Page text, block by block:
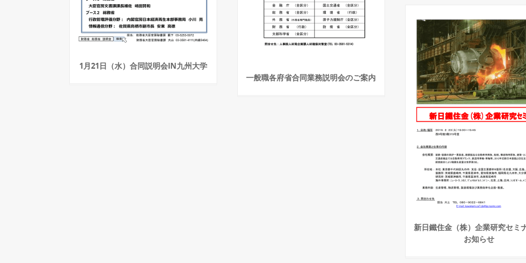
1月21日（水）合同説明会IN九州大学
一般職各府省合同業務説明会のご案内
新日鐵住金（株）企業研究セミ
お知らせ